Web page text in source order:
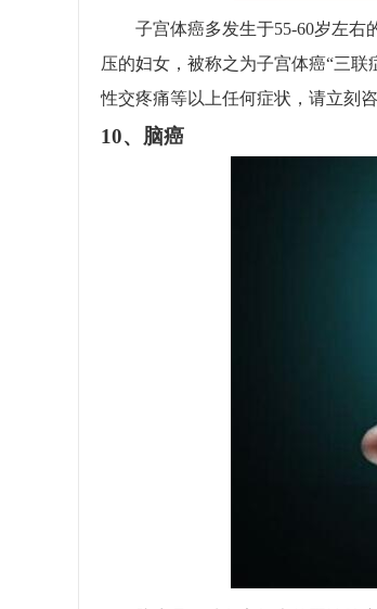
子宫体癌多发生于55-60岁左右
压的妇女，被称之为子宫体癌“三
性交疼痛等以上任何症状，请立刻咨
10、脑癌